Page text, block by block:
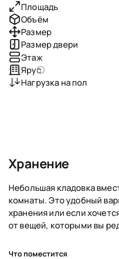
Площадь
Объём
Размер
Размер двери
Этаж
Ярус
Нагрузка на пол
Хранение
Небольшая кладовка
комнаты. Это удобный
хранения или если
от вещей, которыми вы
Что поместится